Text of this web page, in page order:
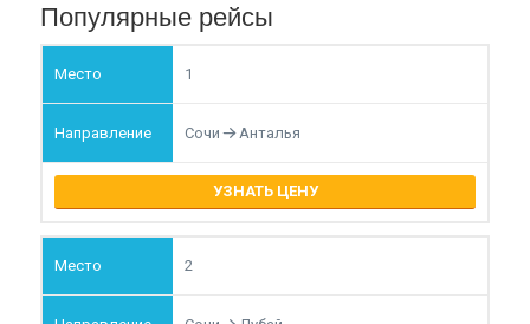
Популярные рейсы
1
Сочи Анталья
УЗНАТЬ ЦЕНУ
2